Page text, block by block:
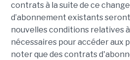
contrats à la suite de ce
d’abonnement existants
nouvelles conditions relatives
nécessaires pour accéder aux
noter que des contrats